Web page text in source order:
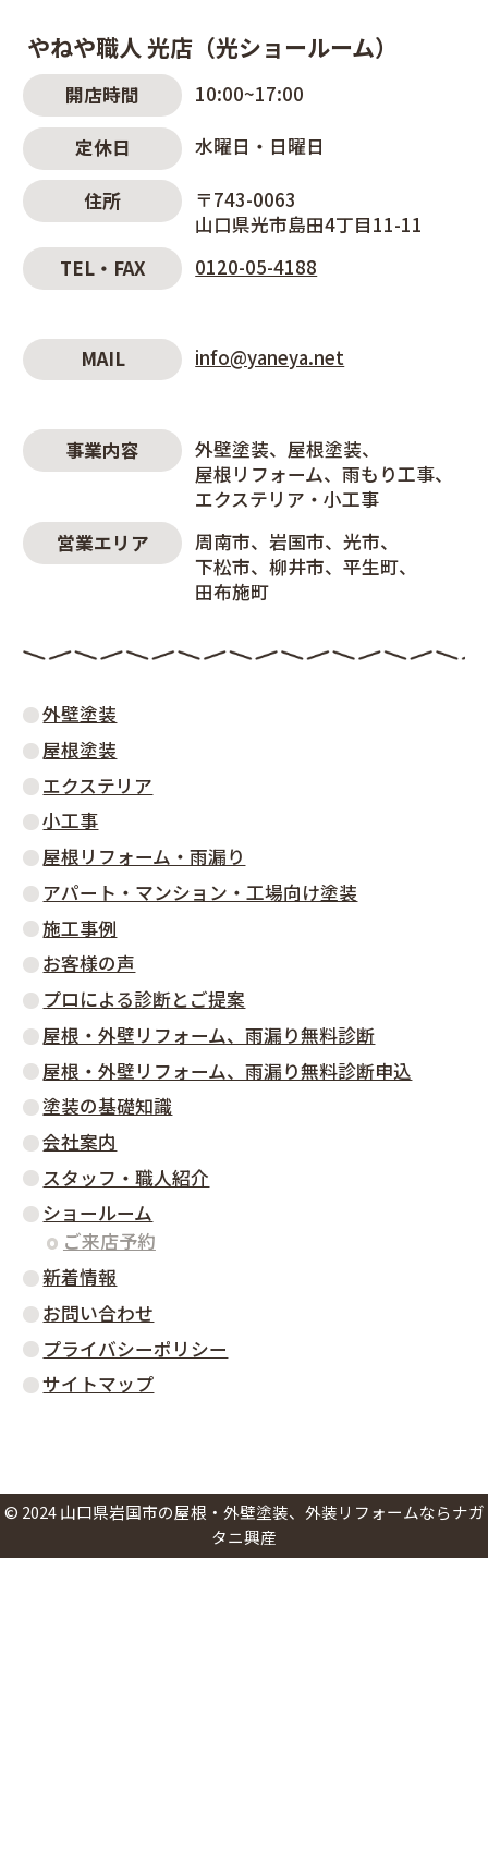
やねや職人 光店（光ショールーム）
開店時間 10:00~17:00
定休日 水曜日・日曜日
住所
〒743-0063
山口県光市島田4丁目11-11
TEL・FAX
0120-05-4188
MAIL info@yaneya.net
事業内容 外壁塗装
屋根塗装
屋根リフォーム
雨もり工事
エクステリア・小工事
営業エリア
周南市 岩国市
光市
下松市
柳井市
平生町
田布施町
外壁塗装
屋根塗装
エクステリア
小工事
屋根リフォーム・雨漏り
アパート・マンション・工場向け塗装
施工事例
お客様の声
プロによる診断とご提案
屋根・外壁リフォーム、雨漏り無料診断
屋根・外壁リフォーム、雨漏り無料診断申込
塗装の基礎知識
会社案内
スタッフ・職人紹介
ショールーム
ご来店予約
新着情報
お問い合わせ
プライバシーポリシー
サイトマップ
© 2024 山口県岩国市の屋根・外壁塗装、外装リフォームならナガ
タニ興産